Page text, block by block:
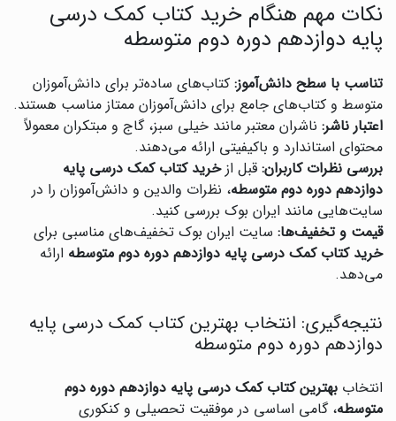
نکات مهم هنگام خرید کتاب کمک درسی
پایه دوازدهم دوره دوم متوسطه
تناسب با سطح دانش‌آموز: کتاب‌های ساده‌تر برای دانش‌آموزان
متوسط و کتاب‌های جامع برای دانش‌آموزان ممتاز مناسب هستند.
اعتبار ناشر: ناشران معتبر مانند خیلی سبز، گاج و مبتکران معمولاً
محتوای استاندارد و باکیفیتی ارائه می‌دهند.
بررسی نظرات کاربران: قبل ازخرید کتاب کمک درسی پایه
دوازدهم دوره دوم متوسطه، نظرات والدین و دانش‌آموزان را در
سایت‌هایی مانند ایران بوک بررسی کنید.
قیمت و تخفیف‌ها: سایت ایران بوک تخفیف‌های مناسبی برای
خرید کتاب کمک درسی پایه دوازدهم دوره دوم متوسطه ارائه
می‌دهد.
نتیجه‌گیری: انتخاب بهترین کتاب کمک درسی پایه
دوازدهم دوره دوم متوسطه
انتخاب بهترین کتاب کمک درسی پایه دوازدهم دوره دوم
متوسطه، گامی اساسی در موفقیت تحصیلی و کنکوری